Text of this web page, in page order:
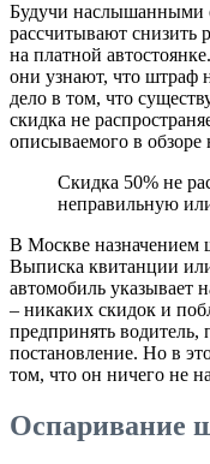
Будучи наслышанными
рассчитывают снизить
на платной
они узнают, что штраф
дело в том, что
скидка не
описываемого в обзоре
Скидка 50% не
неправильную
В Москве
Выписка квитанции
автомобиль указывает
– никаких скидок и
предпринять водитель,
постановление. Но в
том, что он ничего не
Оспаривание